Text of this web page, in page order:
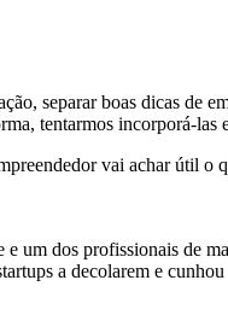
separar boas dicas de
tentarmos incorporá-las
vai achar útil o
um dos profissionais de
a decolarem e